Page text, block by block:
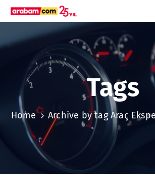
Tags
Home Archive by tag Araç